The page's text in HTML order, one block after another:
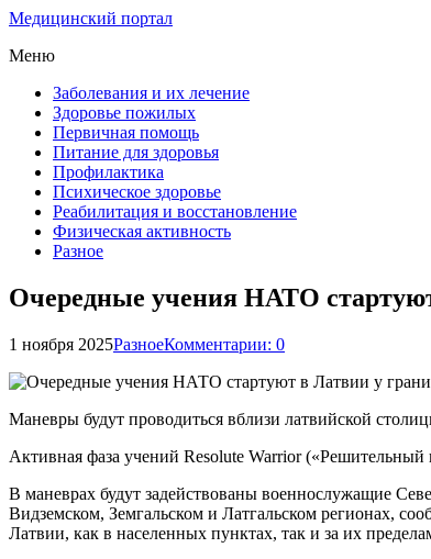
Медицинский портал
Меню
Заболевания и их лечение
Здоровье пожилых
Первичная помощь
Питание для здоровья
Профилактика
Психическое здоровье
Реабилитация и восстановление
Физическая активность
Разное
Очередные учения НАТО
1 ноября 2025РазноеКомментарии: 0
Маневры будут проводиться вблизи латвийской
Активная фаза учений Resolute Warrior
В маневрах будут задействованы военнослужащие
Видземском, Земгальском и Латгальском регионах,
Латвии, как в населенных пунктах, так и за их